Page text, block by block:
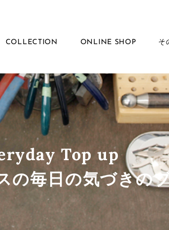
COLLECTION ONLINE SHOP そ
Top up
の毎日の気づきの